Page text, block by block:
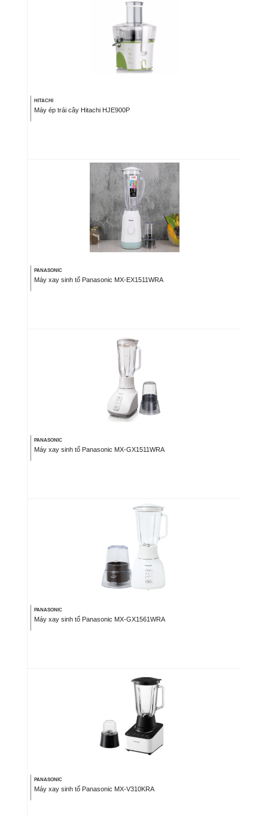
HITACHI
Máy ép trái cây Hitachi HJE900P
PANASONIC
Máy xay sinh tố Panasonic MX-EX1511WRA
PANASONIC
Máy xay sinh tố Panasonic MX-GX1511WRA
PANASONIC
Máy xay sinh tố Panasonic MX-GX1561WRA
PANASONIC
Máy xay sinh tố Panasonic MX-V310KRA